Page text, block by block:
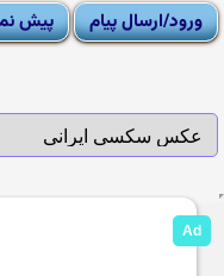
Moderator List